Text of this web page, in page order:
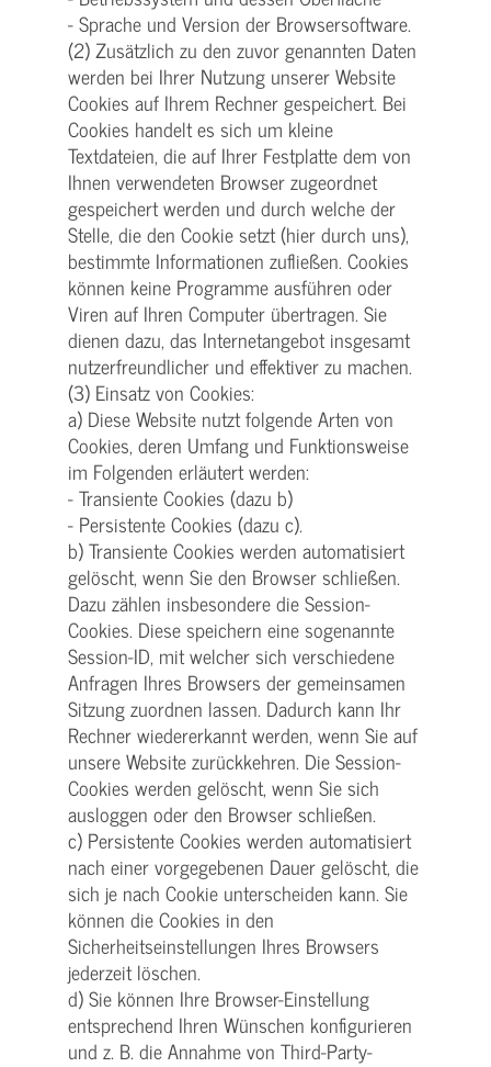
- Sprache und Version der Browsersoftware.
(2) Zusätzlich zu den zuvor genannten Daten
werden bei Ihrer Nutzung unserer Website
Cookies auf Ihrem Rechner gespeichert. Bei
Cookies handelt es sich um kleine
Textdateien, die auf Ihrer Festplatte dem von
Ihnen verwendeten Browser zugeordnet
gespeichert werden und durch welche der
Stelle, die den Cookie setzt (hier durch uns),
bestimmte Informationen zufließen. Cookies
können keine Programme ausführen oder
Viren auf Ihren Computer übertragen. Sie
dienen dazu, das Internetangebot insgesamt
nutzerfreundlicher und effektiver zu machen.
(3) Einsatz von Cookies:
a) Diese Website nutzt folgende Arten von
Cookies, deren Umfang und Funktionsweise
im Folgenden erläutert werden:
- Transiente Cookies (dazu b)
- Persistente Cookies (dazu c).
b) Transiente Cookies werden automatisiert
gelöscht, wenn Sie den Browser schließen.
Dazu zählen insbesondere die Session-
Cookies. Diese speichern eine sogenannte
Session-ID, mit welcher sich verschiedene
Anfragen Ihres Browsers der gemeinsamen
Sitzung zuordnen lassen. Dadurch kann Ihr
Rechner wiedererkannt werden, wenn Sie auf
unsere Website zurückkehren. Die Session-
Cookies werden gelöscht, wenn Sie sich
ausloggen oder den Browser schließen.
c) Persistente Cookies werden automatisiert
nach einer vorgegebenen Dauer gelöscht, die
sich je nach Cookie unterscheiden kann. Sie
können die Cookies in den
Sicherheitseinstellungen Ihres Browsers
jederzeit löschen.
d) Sie können Ihre Browser-Einstellung
entsprechend Ihren Wünschen konfigurieren
und z. B. die Annahme von Third-Party-